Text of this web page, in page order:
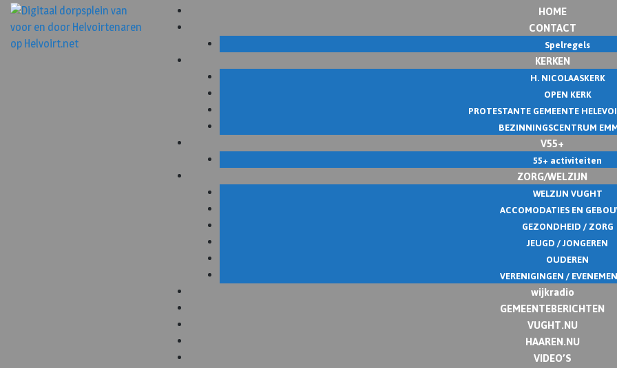
HOME
CONTACT
Spelregels
KERKEN
H. NICOLAASKERK
OPEN KERK
PROTESTANTE GEMEENTE
BEZINNINGSCENTRUM
V55+
55+ activiteiten
ZORG/WELZIJN
WELZIJN VUGHT
ACCOMODATIES EN
GEZONDHEID / ZORG
JEUGD / JONGEREN
OUDEREN
VERENIGINGEN /
wijkradio
GEMEENTEBERICHTEN
VUGHT.NU
HAAREN.NU
VIDEO’S